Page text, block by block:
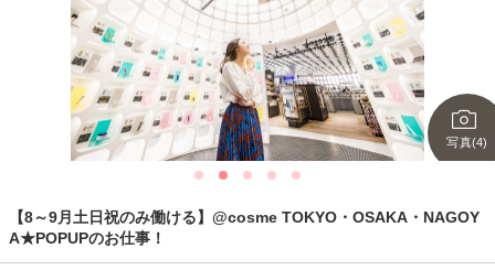
写真(4)
【8～9月土日祝のみ働ける】@cosme TOKYO・OSAKA・NAGOY
A★POPUPのお仕事！